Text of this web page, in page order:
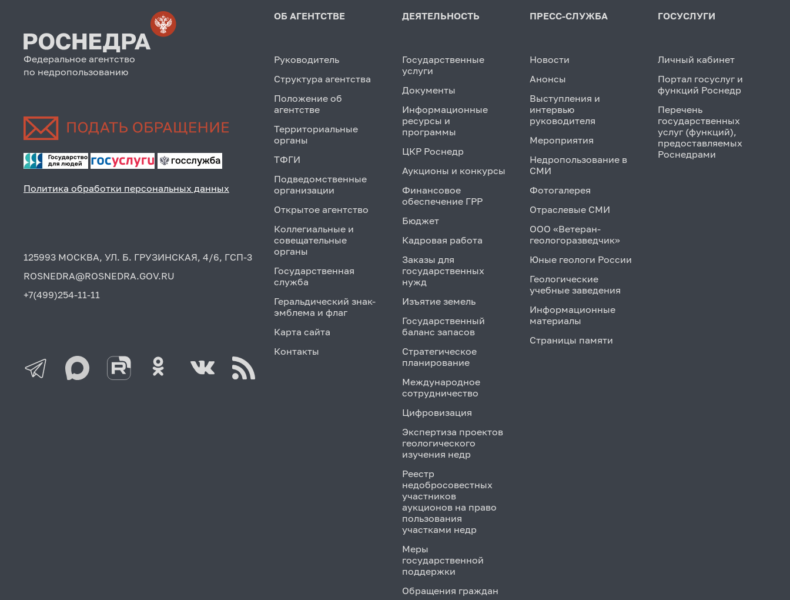
Федеральное агентство
по недропользованию
Политика обработки персональных данных
125993 МОСКВА, УЛ. Б. ГРУЗИНСКАЯ, 4/6, ГСП-3
ROSNEDRA@ROSNEDRA.GOV.RU
+7(499)254-11-11
ОБ АГЕНТСТВЕ
Руководитель
Структура агентства
Положение об
агентстве
Территориальные
органы
ТФГИ
Подведомственные
организации
Открытое агентство
Коллегиальные и
совещательные
органы
Государственная
служба
Геральдический знак-
эмблема и флаг
Карта сайта
Контакты
ДЕЯТЕЛЬНОСТЬ
Государственные
услуги
Документы
Информационные
ресурсы и
программы
ЦКР Роснедр
Аукционы и конкурсы
Финансовое
обеспечение ГРР
Бюджет
Кадровая работа
Заказы для
государственных
нужд
Изъятие земель
Государственный
баланс запасов
Стратегическое
планирование
Международное
сотрудничество
Цифровизация
Экспертиза проектов
геологического
изучения недр
Реестр
недобросовестных
участников
аукционов на право
пользования
участками недр
Меры
государственной
поддержки
Обращения граждан
ПРЕСС-СЛУЖБА
Новости
Анонсы
Выступления и
интервью
руководителя
Мероприятия
Недропользование в
СМИ
Фотогалерея
Отраслевые СМИ
ООО «Ветеран-
геологоразведчик»
Юные геологи России
Геологические
учебные заведения
Информационные
материалы
Страницы памяти
ГОСУСЛУГИ
Личный кабинет
Портал госуслуг и
функций Роснедр
Перечень
государственных
услуг (функций),
предоставляемых
Роснедрами